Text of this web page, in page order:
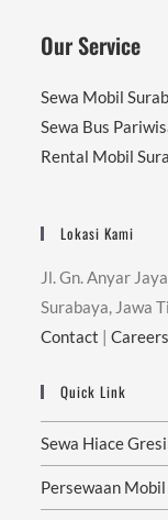
Our Service
Sewa Mobil
Sewa Bus
Rental Mobil
Lokasi Kami
Jl. Gn. Anyar
Surabaya, Jawa
Contact |Careers
Quick Link
Sewa Hiace
Persewaan